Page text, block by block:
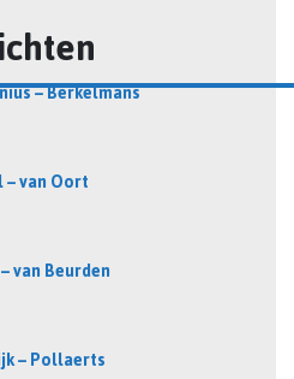
– Berkelmans
– van Oort
van Beurden
– Pollaerts